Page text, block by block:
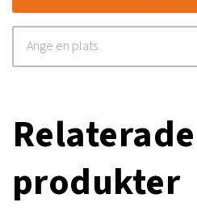
Relaterade
produkter